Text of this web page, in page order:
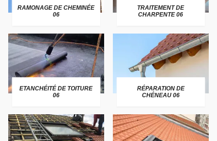
RAMONAGE DE CHEMINÉE
06
TRAITEMENT DE
CHARPENTE 06
ETANCHÉITÉ DE TOITURE
06
RÉPARATION DE
CHÉNEAU 06